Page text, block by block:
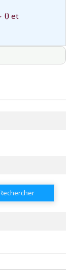
0 et